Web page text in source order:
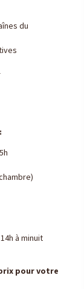
du
à minuit
pour votre